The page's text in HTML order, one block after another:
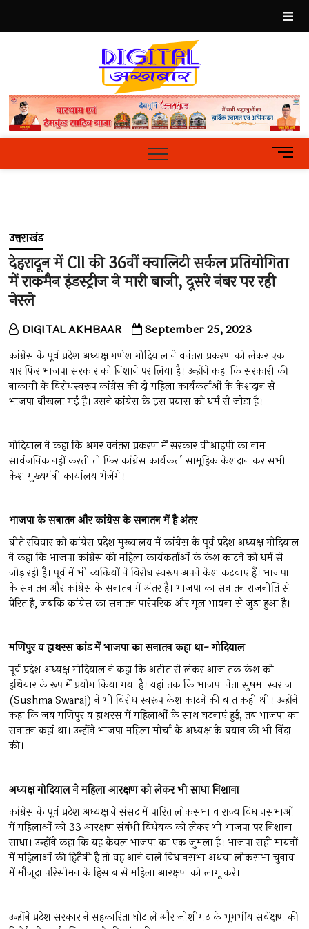
content
Hindi
News
PortalM
e
t
o
उत्तराखंड
देहरादून में CII की 36वीं क्वालिटी सर्कल प्रतियोगिता
में राकमैन इंडस्ट्रीज ने मारी बाजी, दूसरे नंबर पर रही
नेस्ले
DIGITAL AKHBAAR September 25, 2023
कांग्रेस के पूर्व प्रदेश अध्यक्ष गणेश गोदियाल ने वनंतरा प्रकरण को लेकर एक
बार फिर भाजपा सरकार को निशाने पर लिया है। उन्होंने कहा कि सरकारी की
नाकामी के विरोधस्वरूप कांग्रेस की दो महिला कार्यकर्ताओं के केशदान से
भाजपा बौखला गई है। उसने कांग्रेस के इस प्रयास को धर्म से जोड़ा है।
गोदियाल ने कहा कि अगर वनंतरा प्रकरण में सरकार वीआइपी का नाम
सार्वजनिक नहीं करती तो फिर कांग्रेस कार्यकर्ता सामूहिक केशदान कर सभी
केश मुख्यमंत्री कार्यालय भेजेंगे।
भाजपाकेसनातनऔरकांग्रेसकेसनातनमेंहैअंतर
बीते रविवार को कांग्रेस प्रदेश मुख्यालय में कांग्रेस के पूर्व प्रदेश अध्यक्ष गोदियाल
ने कहा कि भाजपा कांग्रेस की महिला कार्यकर्ताओं के केश काटने को धर्म से
जोड़ रही है। पूर्व में भी व्यक्तियों ने विरोध स्वरूप अपने केश कटवाए हैं। भाजपा
के सनातन और कांग्रेस के सनातन में अंतर है। भाजपा का सनातन राजनीति से
प्रेरित है, जबकि कांग्रेस का सनातन पारंपरिक और मूल भावना से जुड़ा हुआ है।
मणिपुरवहाथरसकांडमेंभाजपाकासनातनकहाथा-गोदियाल
पूर्व प्रदेश अध्यक्ष गोदियाल ने कहा कि अतीत से लेकर आज तक केश को
हथियार के रूप में प्रयोग किया गया है। यहां तक कि भाजपा नेता सुषमा स्वराज
(Sushma Swaraj) ने भी विरोध स्वरूप केश काटने की बात कही थी। उन्होंने
कहा कि जब मणिपुर व हाथरस में महिलाओं के साथ घटनाएं हुईं, तब भाजपा का
सनातन कहां था। उन्होंने भाजपा महिला मोर्चा के अध्यक्ष के बयान की भी निंदा
की।
अध्यक्षगोदियालनेमहिलाआरक्षणकोलेकरभीसाधानिशाना
कांग्रेस के पूर्व प्रदेश अध्यक्ष ने संसद में पारित लोकसभा व राज्य विधानसभाओं
में महिलाओं को 33 आरक्षण संबंधी विधेयक को लेकर भी भाजपा पर निशाना
साधा। उन्होंने कहा कि यह केवल भाजपा का एक जुमला है। भाजपा सही मायनों
में महिलाओं की हितैषी है तो वह आने वाले विधानसभा अथवा लोकसभा चुनाव
में मौजूदा परिसीमन के हिसाब से महिला आरक्षण को लागू करे।
उन्होंने प्रदेश सरकार ने सहकारिता घोटाले और जोशीमठ के भूगर्भीय सर्वेक्षण की